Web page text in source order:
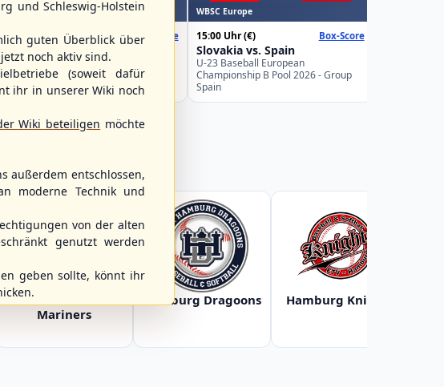
WBSC Europe
12:00 Uhr(€) Box-Score
Poland vs. Sweden
U-23 Baseball European
Championship B Pool 2026 - Group
Germany
WBSC Europe
15:00 Uhr(€) Box-Score
Slovakia vs. Spain
U-23 Baseball European
Championship B Pool 2026 - Group
Spain
Greifswald Baltic
Mariners
Hamburg Dragoons Hamburg Knights
und Schleswig-Holstein
guten Überblick über
noch aktiv sind.
(soweit dafür
ihr in unserer Wiki noch
Wiki beteiligen möchte
außerdem entschlossen,
moderne Technik und
von der alten
genutzt werden
geben sollte, könnt ihr